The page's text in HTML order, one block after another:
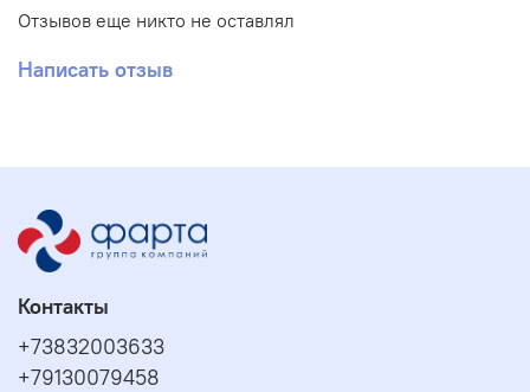
Отзывов еще никто не оставлял
Написать отзыв
Контакты
+73832003633
+79130079458